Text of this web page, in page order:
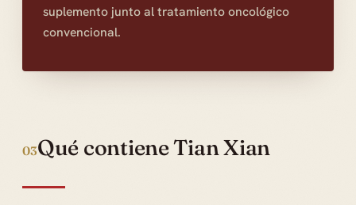
suplemento junto al tratamiento oncológico
convencional.
03Qué contiene Tian Xian